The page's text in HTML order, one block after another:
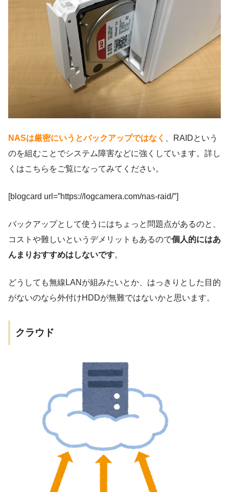
NASは厳密にいうとバックアップではなく
、RAIDという
のを組むことでシステム障害などに強くしています。詳し
くはこちらをご覧になってみてください。
[blogcard url=”https://logcamera.com/nas-raid/″]
バックアップとして使うにはちょっと問題点があるのと、
コストや難しいというデメリットもあるので個人的にはあ
んまりおすすめはしないです。
どうしても無線LANが組みたいとか、はっきりとした目的
がないのなら外付けHDDが無難ではないかと思います。
クラウド